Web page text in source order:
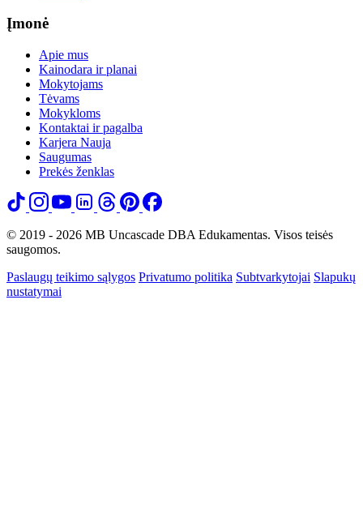
Įmonė
Apie mus
Kainodara ir planai
Mokytojams
Tėvams
Mokykloms
Kontaktai ir pagalba
Karjera Nauja
Saugumas
Prekės ženklas
© 2019 - 2026 MB Uncascade DBA Edukamentas. Visos teisės
saugomos.
Paslaugų teikimo sąlygos Privatumo politika Subtvarkytojai Slapukų
nustatymai